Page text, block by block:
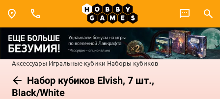
Аксессуары Игральные кубики Наборы кубиков
Набор кубиков Elvish, 7 шт.,
Black/White